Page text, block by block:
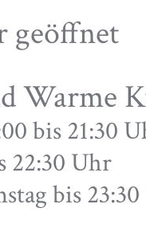
geöffnet
Warme
bis 21:30
22:30 Uhr
bis